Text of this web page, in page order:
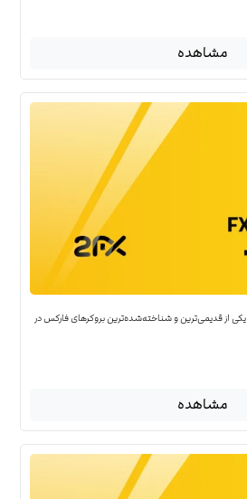
مشاهده
بروکر FXCM (Forex Capital Markets) یکی از قدیمی‌ترین و شناخته‌شده‌ترین بروکرهای فارکس در
مشاهده